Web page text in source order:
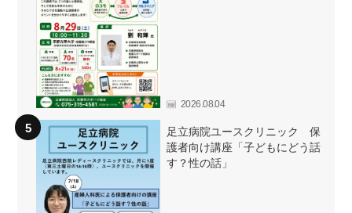
2026.08.04
足立病院ユースクリニック 保
護者向け講座「子どもにどう話
す？性の話」